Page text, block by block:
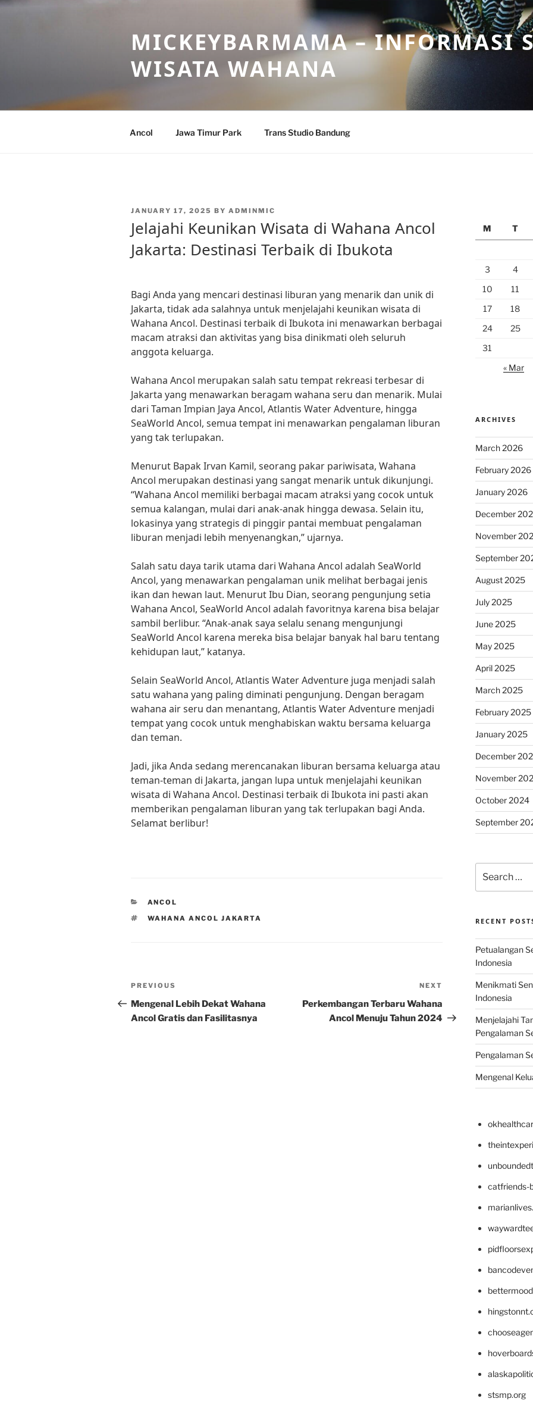
Skip
MICKEYBARMAMA – INFORMASI
WISATA WAHANA
Ancol Jawa Timur Park Trans Studio Bandung
POSTED
JANUARY 17, 2025 BY ADMINMIC
Jelajahi Keunikan Wisata di Wahana Ancol
Jakarta: Destinasi Terbaik di Ibukota
Bagi Anda yang mencari destinasi liburan yang menarik dan unik di
Jakarta, tidak ada salahnya untuk menjelajahi keunikan wisata di
Wahana Ancol. Destinasi terbaik di Ibukota ini menawarkan berbagai
macam atraksi dan aktivitas yang bisa dinikmati oleh seluruh
anggota keluarga.
Wahana Ancol merupakan salah satu tempat rekreasi terbesar di
Jakarta yang menawarkan beragam wahana seru dan menarik. Mulai
dari Taman Impian Jaya Ancol, Atlantis Water Adventure, hingga
SeaWorld Ancol, semua tempat ini menawarkan pengalaman liburan
yang tak terlupakan.
Menurut Bapak Irvan Kamil, seorang pakar pariwisata, Wahana
Ancol merupakan destinasi yang sangat menarik untuk dikunjungi.
“Wahana Ancol memiliki berbagai macam atraksi yang cocok untuk
semua kalangan, mulai dari anak-anak hingga dewasa. Selain itu,
lokasinya yang strategis di pinggir pantai membuat pengalaman
liburan menjadi lebih menyenangkan,” ujarnya.
Salah satu daya tarik utama dari Wahana Ancol adalah SeaWorld
Ancol, yang menawarkan pengalaman unik melihat berbagai jenis
ikan dan hewan laut. Menurut Ibu Dian, seorang pengunjung setia
Wahana Ancol, SeaWorld Ancol adalah favoritnya karena bisa belajar
sambil berlibur. “Anak-anak saya selalu senang mengunjungi
SeaWorld Ancol karena mereka bisa belajar banyak hal baru tentang
kehidupan laut,” katanya.
Selain SeaWorld Ancol, Atlantis Water Adventure juga menjadi salah
satu wahana yang paling diminati pengunjung. Dengan beragam
wahana air seru dan menantang, Atlantis Water Adventure menjadi
tempat yang cocok untuk menghabiskan waktu bersama keluarga
dan teman.
Jadi, jika Anda sedang merencanakan liburan bersama keluarga atau
teman-teman di Jakarta, jangan lupa untuk menjelajahi keunikan
wisata di Wahana Ancol. Destinasi terbaik di Ibukota ini pasti akan
memberikan pengalaman liburan yang tak terlupakan bagi Anda.
Selamat berlibur!
CATEGORIES
ANCOL
TAGS
WAHANA ANCOL JAKARTA
Post
navigation
Previous
Post
PREVIOUS
Mengenal Lebih Dekat Wahana
Ancol Gratis dan Fasilitasnya
NEXT
Perkembangan Terbaru Wahana
Ancol Menuju Tahun 2024
M
T
3
4
10
11
17
18
24
25
31
« Mar
ARCHIVES
March 2026
February 2026
January 2026
December
November
September
August 2025
July 2025
June 2025
May 2025
April 2025
March 2025
February 2025
January 2025
December
November
October 2024
September
for:
RECENT
Petualangan
Indonesia
Menikmati
Indonesia
Menjelajahi
Pengalaman
Pengalaman
Mengenal
catfriends-
stsmp.org